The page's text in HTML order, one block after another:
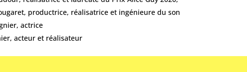
productrice, réalisatrice et ingénieure du son
actrice
acteur et réalisateur